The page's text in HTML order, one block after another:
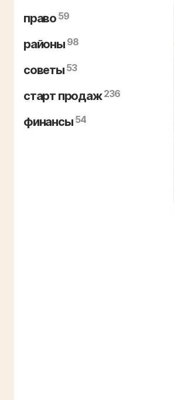
право 59
районы 98
советы 53
старт продаж 236
финансы 54